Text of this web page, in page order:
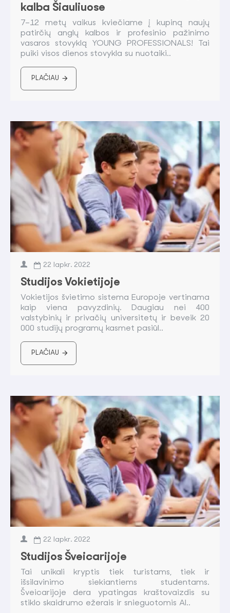
kalba Šiauliuose
7–12 metų vaikus kviečiame į kupiną naujų
patirčių anglų kalbos ir profesinio pažinimo
vasaros stovyklą YOUNG PROFESSIONALS! Tai
puiki visos dienos stovykla su nuotaiki..
PLAČIAU
22 lapkr. 2022
Studijos Vokietijoje
Vokietijos švietimo sistema Europoje vertinama
kaip viena pavyzdinių. Daugiau nei 400
valstybinių ir privačių universitetų ir beveik 20
000 studijų programų kasmet pasiūl..
PLAČIAU
22 lapkr. 2022
Studijos Šveicarijoje
Tai unikali kryptis tiek turistams, tiek ir
išsilavinimo siekiantiems studentams.
Šveicarijoje dera ypatingas kraštovaizdis su
stiklo skaidrumo ežerais ir snieguotomis Al..